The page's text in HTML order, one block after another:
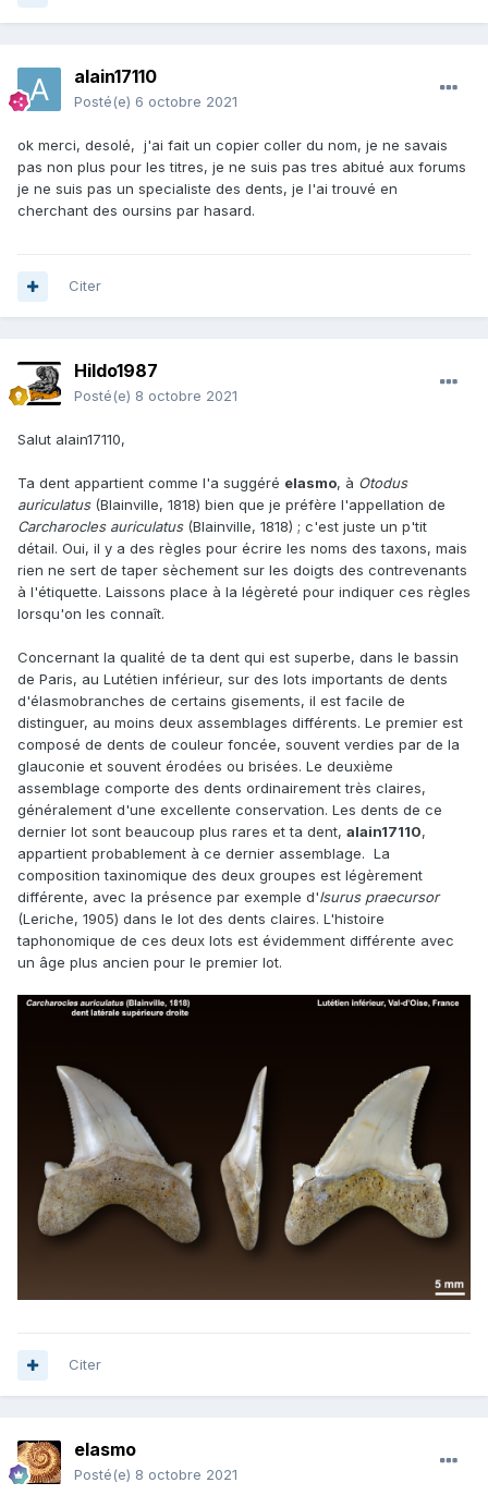
alain17110
Posté(e) 6 octobre 2021
ok merci, desolé, j'ai fait un copier coller du nom, je ne savais
pas non plus pour les titres, je ne suis pas tres abitué aux forums
je ne suis pas un specialiste des dents, je l'ai trouvé en
cherchant des oursins par hasard.
Citer
Hildo1987
Posté(e) 8 octobre 2021
Salut alain17110,
Ta dent appartient comme l'a suggéré elasmo, à Otodus
auriculatus(Blainville, 1818) bien que je préfère l'appellation de
Carcharocles auriculatus(Blainville, 1818) ; c'est juste un p'tit
détail. Oui, il y a des règles pour écrire les noms des taxons, mais
rien ne sert de taper sèchement sur les doigts des contrevenants
à l'étiquette. Laissons place à la légèreté pour indiquer ces règles
lorsqu'on les connaît.
Concernant la qualité de ta dent qui est superbe, dans le bassin
de Paris, au Lutétien inférieur, sur des lots importants de dents
d'élasmobranches de certains gisements, il est facile de
distinguer, au moins deux assemblages différents. Le premier est
composé de dents de couleur foncée, souvent verdies par de la
glauconie et souvent érodées ou brisées. Le deuxième
assemblage comporte des dents ordinairement très claires,
généralement d'une excellente conservation. Les dents de ce
dernier lot sont beaucoup plus rares et ta dent, alain17110,
appartient probablement à ce dernier assemblage. La
composition taxinomique des deux groupes est légèrement
différente, avec la présence par exemple d'Isurus praecursor
(Leriche, 1905) dans le lot des dents claires. L'histoire
taphonomique de ces deux lots est évidemment différente avec
un âge plus ancien pour le premier lot.
Citer
elasmo
Posté(e) 8 octobre 2021